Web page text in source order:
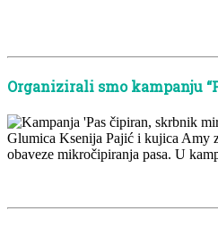
Organizirali smo kampanju
Glumica Ksenija Pajić i kujica Amy
obaveze mikročipiranja pasa. U